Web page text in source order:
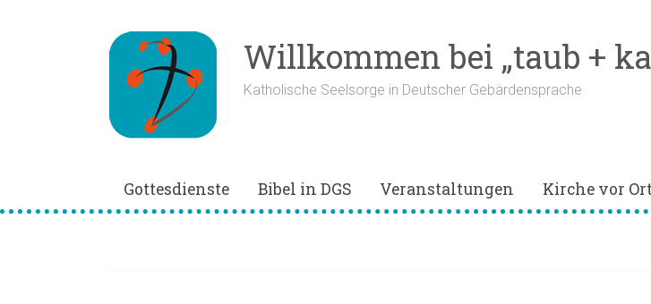
Willkommen bei „taub +
Katholische Seelsorge in Deutscher Gebärdensprache
Gottesdienste Bibel in DGS Veranstaltungen Kirche vor